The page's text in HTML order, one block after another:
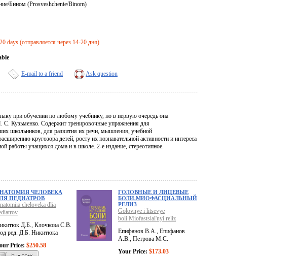
Бином (Prosveshchenie/Binom)
days (отправляется через 14-20 дня)
E-mail to a friend Ask question
при обучении по любому учебнику, но в первую очередь она
Кузьменко. Содержит тренировочные упражнения для
школьников, для развития их речи, мышления, учебной
кругозора детей, росту их познавательной активности и интереса
работы учащихся дома и в школе. 2-е издание, стереотипное.
ЧЕЛОВЕКА
ПЕДИАТРОВ
cheloveka dlia
Д.Б., Клочкова С.В.
ред. Д.Б. Никитюка
Price: $250.58
ГОЛОВНЫЕ И ЛИЦЕВЫЕ
БОЛИ.МИОФАСЦИАЛЬНЫЙ
РЕЛИЗ
Golovnye i litsevye
boli.Miofastsial'nyi reliz
Епифанов В.А., Епифанов
А.В., Петрова М.С.
Your Price: $173.03